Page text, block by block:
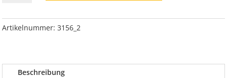
Jeep
87-
Artikelnummer: 3156_2
Beschreibung